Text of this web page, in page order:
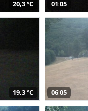
20,3 °C 01:05
19,3 °C 06:05